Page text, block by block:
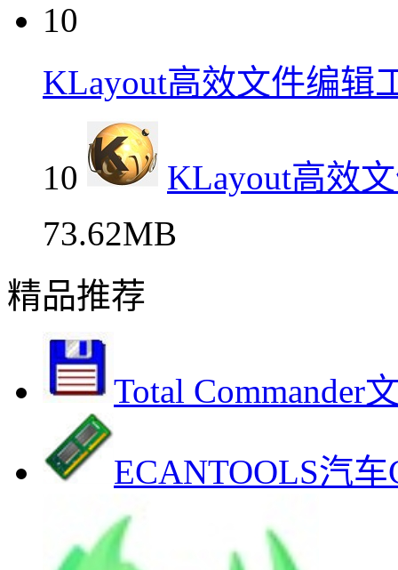
10
KLayout高效文件编辑
10
KLayout高效
73.62MB
精品推荐
Total Commander
ECANTOOLS汽